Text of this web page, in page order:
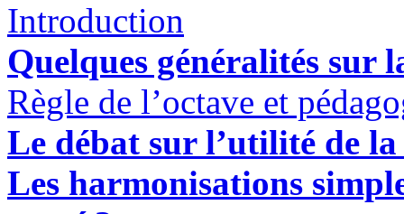
Introduction
Quelques généralités sur
Règle de l’octave et
Le débat sur l’utilité de la
Les harmonisations